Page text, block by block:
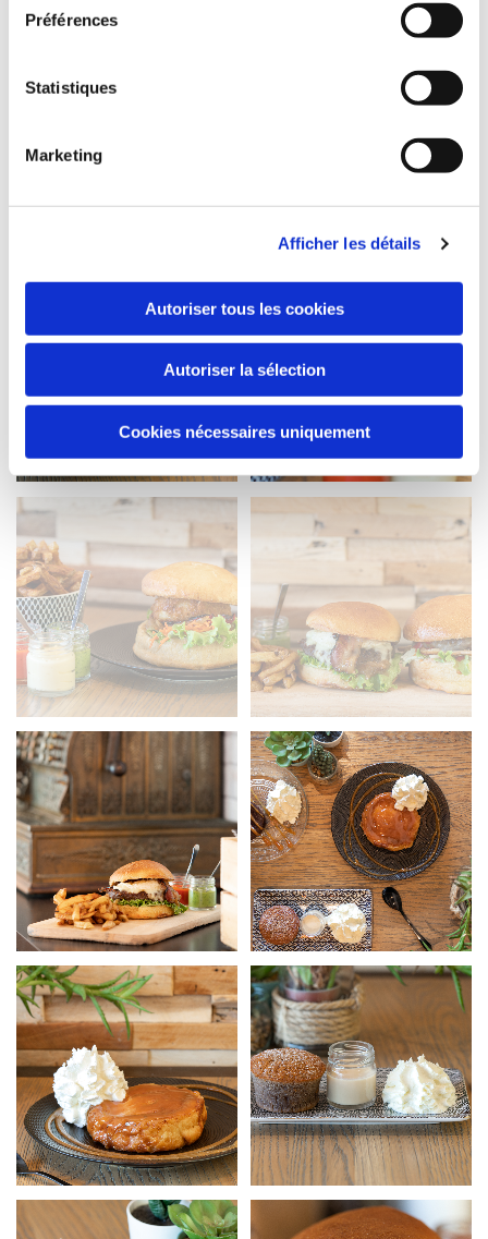
Préférences
Statistiques
Marketing
Afficher les détails
Autoriser tous les cookies
Autoriser la sélection
Cookies nécessaires uniquement